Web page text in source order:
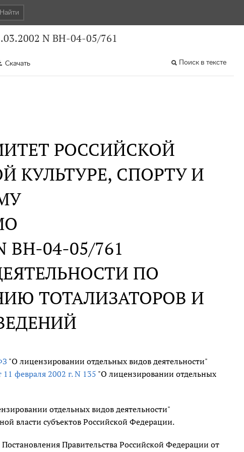
Найти
N ВН-04-05/761
Скачать Поиск в тексте
РОССИЙСКОЙ
КУЛЬТУРЕ, СПОРТУ И
ВН-04-05/761
ПО
ТОТАЛИЗАТОРОВ И
"О лицензировании отдельных видов деятельности"
11 февраля 2002 г. N 135 "О лицензировании отдельных
отдельных видов деятельности"
власти субъектов Российской Федерации.
Постановления Правительства Российской Федерации от